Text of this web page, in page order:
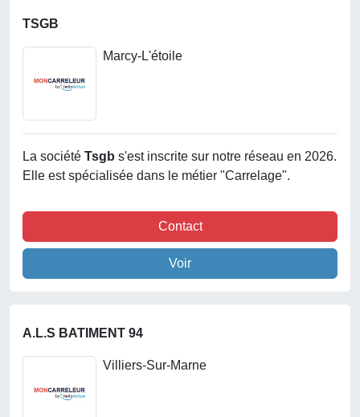
TSGB
Marcy-L'étoile
La société Tsgb s'est inscrite sur notre réseau en 2026.
Elle est spécialisée dans le métier "Carrelage".
Contact
Voir
A.L.S BATIMENT 94
Villiers-Sur-Marne